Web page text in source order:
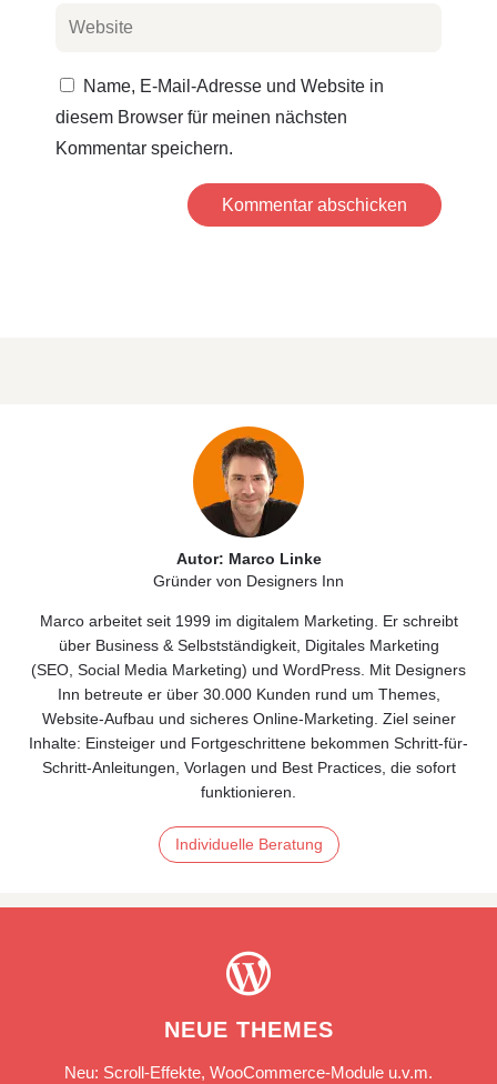
Name, E-Mail-Adresse und Website in
diesem Browser für meinen nächsten
Kommentar speichern.
Kommentar abschicken
Autor: Marco Linke
Gründer von Designers Inn
Marco arbeitet seit 1999 im digitalem Marketing. Er schreibt
über Business & Selbstständigkeit, Digitales Marketing
(SEO Social Media Marketing) und WordPress . Mit Designers
Inn betreute er über 30.000 Kunden rund um Themes,
Website‑Aufbau und sicheres Online‑Marketing. Ziel seiner
Inhalte: Einsteiger und Fortgeschrittene bekommen Schritt-für-
Schritt-Anleitungen, Vorlagen und Best Practices, die sofort
funktionieren.
Individuelle Beratung

NEUE THEMES
Neu: Scroll-Effekte, WooCommerce-Module u.v.m.